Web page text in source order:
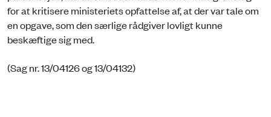
for at kritisere ministeriets opfattelse af, at der var tale om
en opgave, som den særlige rådgiver lovligt kunne
beskæftige sig med.
(Sag nr. 13/04126 og 13/04132)